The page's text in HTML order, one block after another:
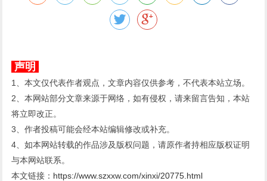
声明
1、本文仅代表作者观点，文章内容仅供参考，不代表本站立场。
2、本网站部分文章来源于网络，如有侵权，请来留言告知，本站
将立即改正。
3、作者投稿可能会经本站编辑修改或补充。
4、如本网站转载的作品涉及版权问题，请原作者持相应版权证明
与本网站联系。
本文链接： https://www.szxxw.com/xinxi/20775.html